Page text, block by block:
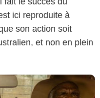
ici reproduite à
son action soit
et non en plein